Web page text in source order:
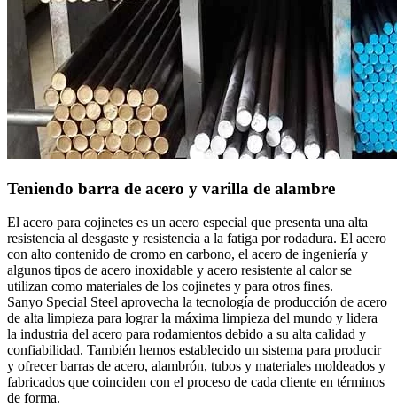
Teniendo barra de acero y varilla de alambre
El acero para cojinetes es un acero especial que presenta una alta
resistencia al desgaste y resistencia a la fatiga por rodadura. El acero
con alto contenido de cromo en carbono, el acero de ingeniería y
algunos tipos de acero inoxidable y acero resistente al calor se
utilizan como materiales de los cojinetes y para otros fines.
Sanyo Special Steel aprovecha la tecnología de producción de acero
de alta limpieza para lograr la máxima limpieza del mundo y lidera
la industria del acero para rodamientos debido a su alta calidad y
confiabilidad. También hemos establecido un sistema para producir
y ofrecer barras de acero, alambrón, tubos y materiales moldeados y
fabricados que coinciden con el proceso de cada cliente en términos
de forma.